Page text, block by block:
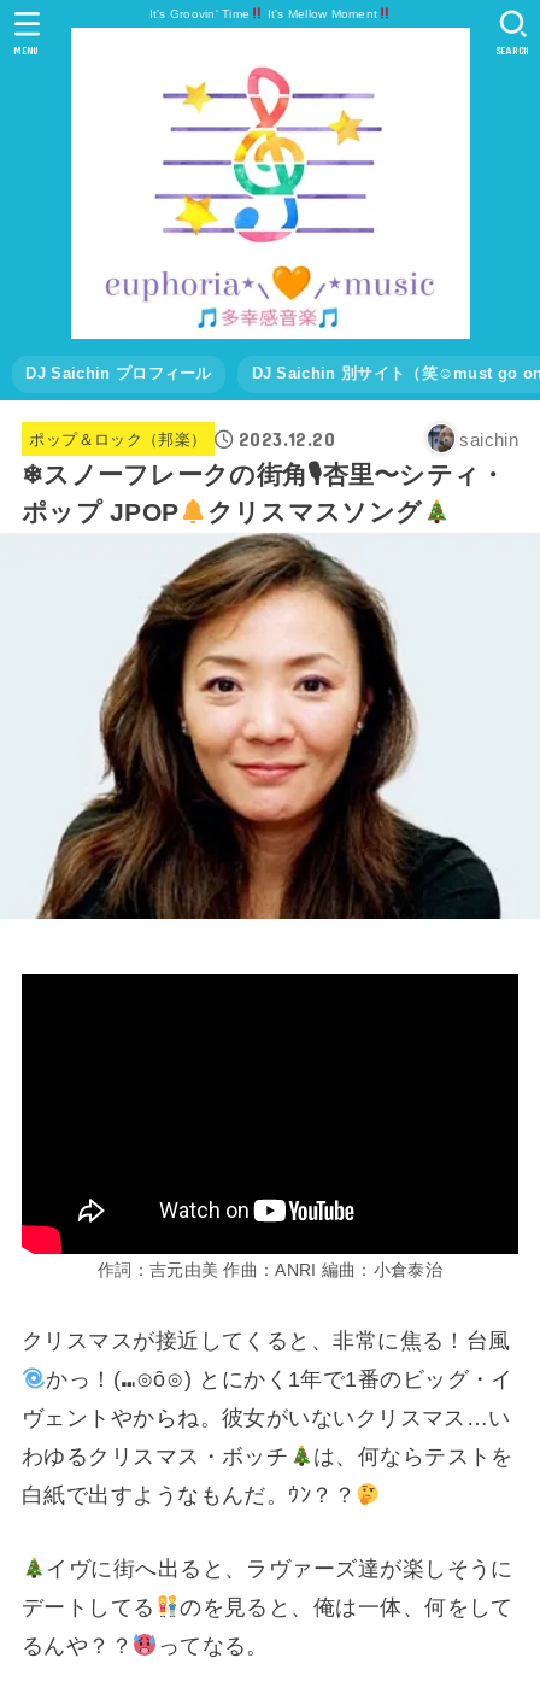
It's Groovin' Time It's Mellow Moment
DJ Saichin プロフィール DJ Saichin 別サイト（笑☺must go
SEARCH
MENU
ポップ＆ロック（邦楽） 2023.12.20 saichin
❄スノーフレークの街角🎙杏里〜シティ・
ポップ JPOP
クリスマスソング
作詞：吉元由美 作曲：ANRI 編曲：小倉泰治
クリスマスが接近してくると、非常に焦る！台風
かっ！(⁠⑉⁠⊙⁠ȏ⁠⊙⁠) とにかく1年で1番のビッグ・イ
ヴェントやからね。彼女がいないクリスマス…い
わゆるクリスマス・ボッチ
は、何ならテストを
白紙で出すようなもんだ。ｳﾝ？？
イヴに街へ出ると、ラヴァーズ達が楽しそうに
デートしてる
のを見ると、俺は一体、何をして
るんや？？
ってなる。